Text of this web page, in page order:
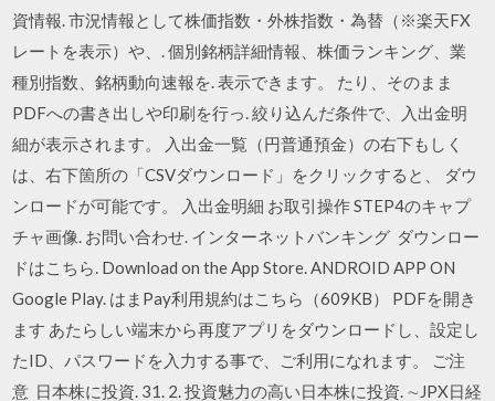
資情報. 市況情報として株価指数・外株指数・為替（※楽天FX
レートを表示）や、. 個別銘柄詳細情報、株価ランキング、業
種別指数、銘柄動向速報を. 表示できます。 たり、そのまま
PDFへの書き出しや印刷を行っ. 絞り込んだ条件で、入出金明
細が表示されます。 入出金一覧（円普通預金）の右下もしく
は、右下箇所の「CSVダウンロード」をクリックすると、 ダウ
ンロードが可能です。 入出金明細 お取引操作 STEP4のキャプ
チャ画像. お問い合わせ. インターネットバンキング ダウンロー
ドはこちら. Download on the App Store. ANDROID APP ON
Google Play. はまPay利用規約はこちら（609KB） PDFを開き
ます あたらしい端末から再度アプリをダウンロードし、設定し
たID、パスワードを入力する事で、ご利用になれます。 ご注
意 日本株に投資. 31. 2. 投資魅力の高い日本株に投資. ∼JPX日経